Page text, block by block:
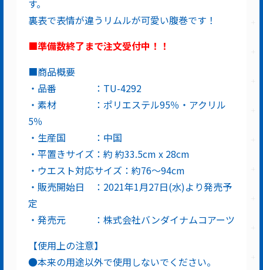
す。
裏表で表情が違うリムルが可愛い腹巻です！
■準備数終了まで注文受付中！！
■商品概要
・品番 ：TU-4292
・素材 ：ポリエステル95％・アクリル
5％
・生産国 ：中国
・平置きサイズ：約 約33.5cm x 28cm
・ウエスト対応サイズ：約76～94cm
・販売開始日 ：2021年1月27日(水)より発売予
定
・発売元 ：株式会社バンダイナムコアーツ
【使用上の注意】
●本来の用途以外で使用しないでください。